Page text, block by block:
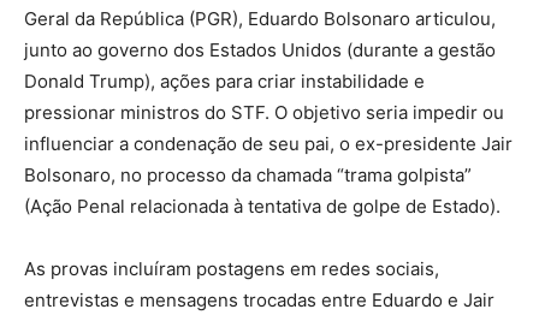
Geral da República (PGR), Eduardo Bolsonaro articulou,
junto ao governo dos Estados Unidos (durante a gestão
Donald Trump), ações para criar instabilidade e
pressionar ministros do STF. O objetivo seria impedir ou
influenciar a condenação de seu pai, o ex-presidente Jair
Bolsonaro, no processo da chamada “trama golpista”
(Ação Penal relacionada à tentativa de golpe de Estado).
As provas incluíram postagens em redes sociais,
entrevistas e mensagens trocadas entre Eduardo e Jair